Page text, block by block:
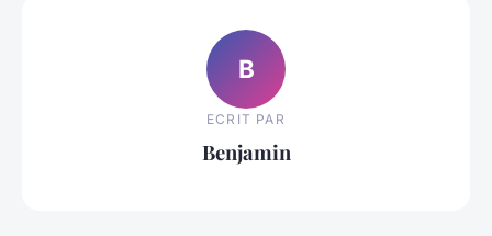
B
ECRIT PAR
Benjamin